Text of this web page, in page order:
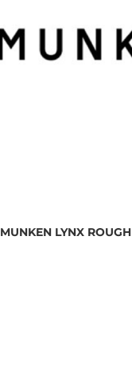
MUNKEN LYNX ROUGH